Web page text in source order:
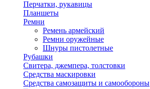
Перчатки, рукавицы
Планшеты
Ремни
Ремень армейский
Ремни оружейные
Шнуры пистолетные
Рубашки
Свитера, джемпера, толстовки
Средства маскировки
Средства самозащиты и самообороны